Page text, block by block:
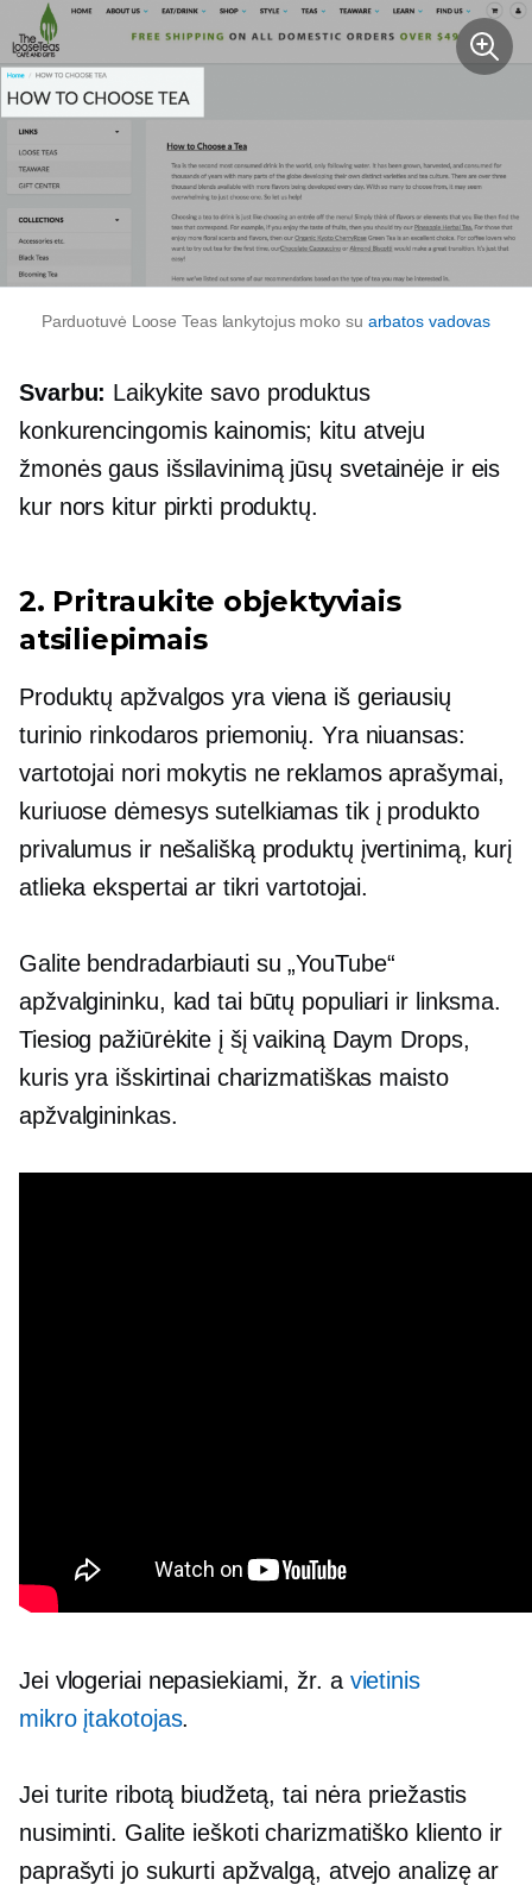
Parduotuvė Loose Teas lankytojus moko su arbatos vadovas
Svarbu: Laikykite savo produktus
konkurencingomis kainomis; kitu atveju
žmonės gaus išsilavinimą jūsų svetainėje ir eis
kur nors kitur pirkti produktų.
2. Pritraukite objektyviais
atsiliepimais
Produktų apžvalgos yra viena iš geriausių
turinio rinkodaros priemonių. Yra niuansas:
vartotojai nori mokytis ne reklamosaprašymai,
kuriuose dėmesys sutelkiamas tik į produkto
privalumus ir nešališką produktų įvertinimą, kurį
atlieka ekspertai ar tikri vartotojai.
Galite bendradarbiauti su „YouTube“
apžvalgininku, kad tai būtų populiari ir linksma.
Tiesiog pažiūrėkite į šį vaikiną Daym Drops,
kuris yra išskirtinai charizmatiškas maisto
apžvalgininkas.
Jei vlogeriai nepasiekiami, žr. a vietinis
mikro įtakotojas.
Jei turite ribotą biudžetą, tai nėra priežastis
nusiminti. Galite ieškoti charizmatiško kliento ir
paprašyti jo sukurti apžvalgą, atvejo analizę ar